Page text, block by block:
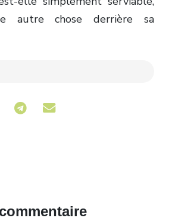
autre chose derrière sa
Share on Telegram